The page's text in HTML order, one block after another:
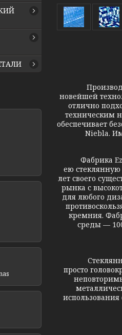
новейшей
отлично
техническим
обеспечивает
Niebla.
Фабрика
ею стеклянную
лет своего
рынка с
для любого
кремния.
среды —
Стеклянная
просто
использования